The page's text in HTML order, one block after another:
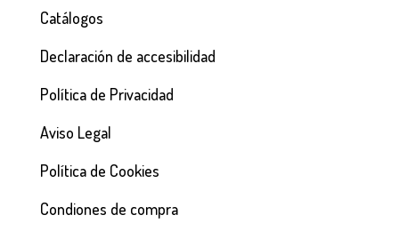
Catálogos
Declaración de accesibilidad
Política de Privacidad
Aviso Legal
Política de Cookies
Condiones de compra